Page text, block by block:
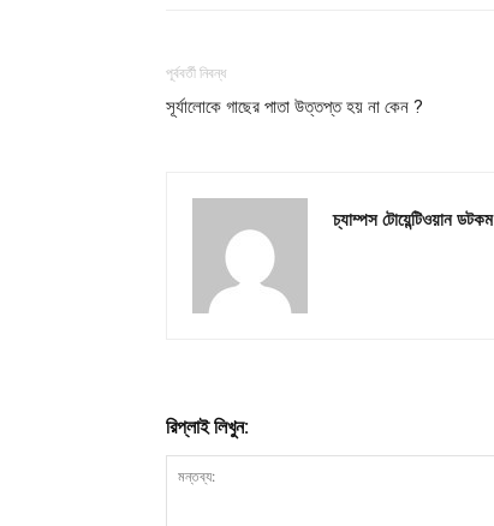
পূর্ববর্তী নিবন্ধ
সূর্যালোকে গাছের পাতা উত্তপ্ত হয় না কেন ?
চ্যাম্পস টোয়েন্টিওয়ান ডটকম
রিপ্লাই লিখুন: